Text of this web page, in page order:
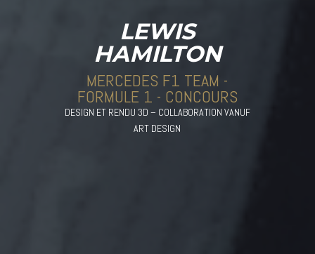
LEWIS
HAMILTON
MERCEDES F1 TEAM -
FORMULE 1 - CONCOURS
DESIGN ET RENDU 3D – COLLABORATION VANUF
ART DESIGN